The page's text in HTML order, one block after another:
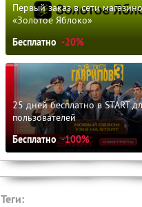
Первый заказ в сети
«Золотое Яблоко»
Бесплатно -20%
25 дней бесплатно в START
пользователей
Бесплатно -100%
Теги: